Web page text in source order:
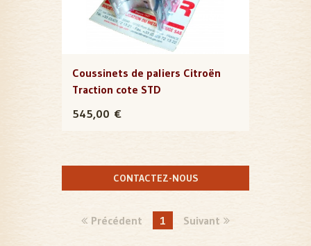
Coussinets de paliers Citroën
Traction cote STD
545,00 €
CONTACTEZ-NOUS
Précédent 1 Suivant